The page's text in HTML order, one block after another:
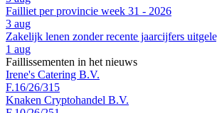
Failliet per provincie week 31 - 2026
3 aug
Zakelijk lenen zonder recente jaarcijfers
1 aug
Faillissementen in het nieuws
Irene's Catering B.V.
F.16/26/315
Knaken Cryptohandel B.V.